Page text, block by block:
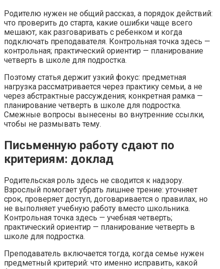
Родителю нужен не общий рассказ, а порядок действий:
что проверить до старта, какие ошибки чаще всего
мешают, как разговаривать с ребенком и когда
подключать преподавателя. Контрольная точка здесь —
контрольная; практический ориентир — планирование
четверть в школе для подростка.
Поэтому статья держит узкий фокус: предметная
нагрузка рассматривается через практику семьи, а не
через абстрактные рассуждения; конкретная рамка —
планирование четверть в школе для подростка.
Смежные вопросы вынесены во внутренние ссылки,
чтобы не размывать тему.
Письменную работу сдают по
критериям: доклад
Родительская роль здесь не сводится к надзору.
Взрослый помогает убрать лишнее трение: уточняет
срок, проверяет доступ, договаривается о правилах, но
не выполняет учебную работу вместо школьника.
Контрольная точка здесь — учебная четверть;
практический ориентир — планирование четверть в
школе для подростка.
Преподаватель включается тогда, когда семье нужен
предметный критерий: что именно исправить, какой